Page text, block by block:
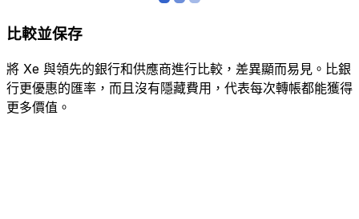
比較並保存
將 Xe 與領先的銀行和供應商進行比較，差異顯而易見。比銀
行更優惠的匯率，而且沒有隱藏費用，代表每次轉帳都能獲得
更多價值。